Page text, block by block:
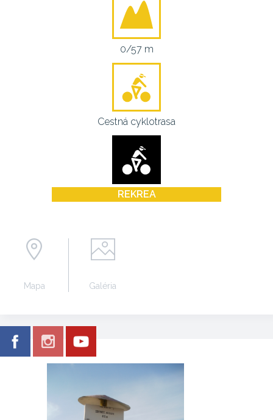
0/57 m
Cestná cyklotrasa
REKREA
Mapa Galéria